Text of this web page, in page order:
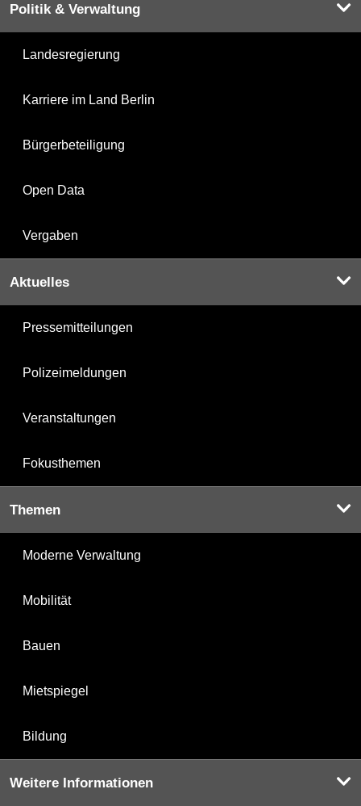
Politik & Verwaltung
Landesregierung
Karriere im Land Berlin
Bürgerbeteiligung
Open Data
Vergaben
Aktuelles
Pressemitteilungen
Polizeimeldungen
Veranstaltungen
Fokusthemen
Themen
Moderne Verwaltung
Mobilität
Bauen
Mietspiegel
Bildung
Weitere Informationen